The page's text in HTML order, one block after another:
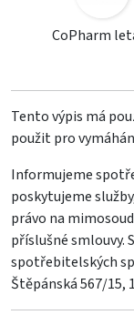
CoPharm
Tento výpis má
použit pro
Informujeme
poskytujeme
právo na
příslušné smlouvy.
spotřebitelských
Štěpánská 567/15,